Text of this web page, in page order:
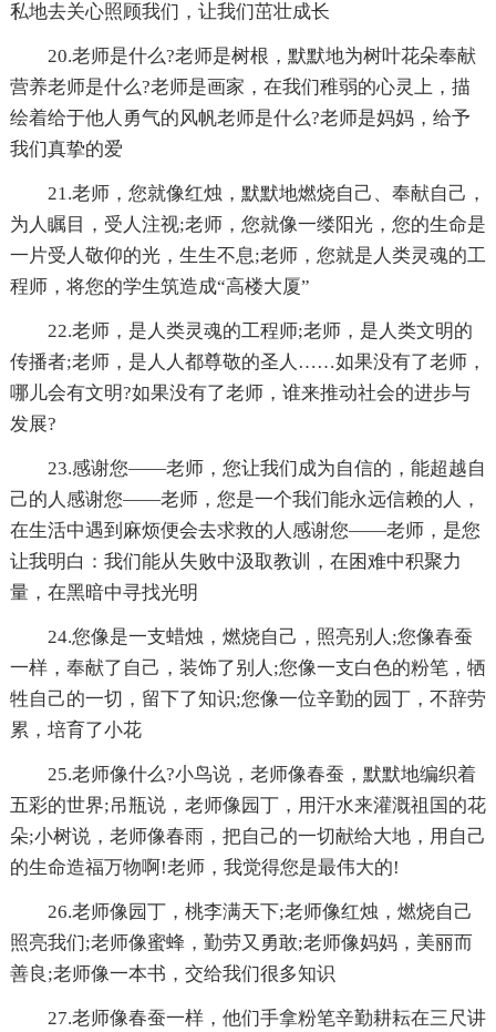
私地去关心照顾我们，让我们茁壮成长
20.老师是什么?老师是树根，默默地为树叶花朵奉献
营养老师是什么?老师是画家，在我们稚弱的心灵上，描
绘着给于他人勇气的风帆老师是什么?老师是妈妈，给予
我们真挚的爱
21.老师，您就像红烛，默默地燃烧自己、奉献自己，
为人瞩目，受人注视;老师，您就像一缕阳光，您的生命是
一片受人敬仰的光，生生不息;老师，您就是人类灵魂的工
程师，将您的学生筑造成“高楼大厦”
22.老师，是人类灵魂的工程师;老师，是人类文明的
传播者;老师，是人人都尊敬的圣人……如果没有了老师，
哪儿会有文明?如果没有了老师，谁来推动社会的进步与
发展?
23.感谢您——老师，您让我们成为自信的，能超越自
己的人感谢您——老师，您是一个我们能永远信赖的人，
在生活中遇到麻烦便会去求救的人感谢您——老师，是您
让我明白：我们能从失败中汲取教训，在困难中积聚力
量，在黑暗中寻找光明
24.您像是一支蜡烛，燃烧自己，照亮别人;您像春蚕
一样，奉献了自己，装饰了别人;您像一支白色的粉笔，牺
牲自己的一切，留下了知识;您像一位辛勤的园丁，不辞劳
累，培育了小花
25.老师像什么?小鸟说，老师像春蚕，默默地编织着
五彩的世界;吊瓶说，老师像园丁，用汗水来灌溉祖国的花
朵;小树说，老师像春雨，把自己的一切献给大地，用自己
的生命造福万物啊!老师，我觉得您是最伟大的!
26.老师像园丁，桃李满天下;老师像红烛，燃烧自己
照亮我们;老师像蜜蜂，勤劳又勇敢;老师像妈妈，美丽而
善良;老师像一本书，交给我们很多知识
27.老师像春蚕一样，他们手拿粉笔辛勤耕耘在三尺讲